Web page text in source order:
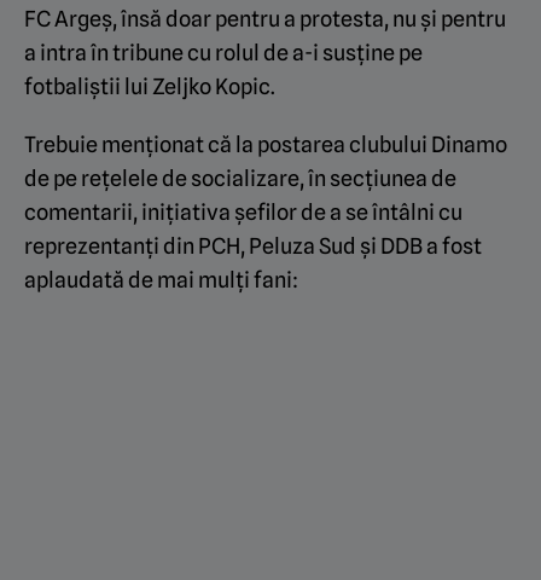
FC Argeș, însă doar pentru a protesta, nu și pentru
a intra în tribune cu rolul de a-i susține pe
fotbaliștii lui Zeljko Kopic.
Trebuie menționat că la postarea clubului Dinamo
de pe rețelele de socializare, în secțiunea de
comentarii, inițiativa șefilor de a se întâlni cu
reprezentanți din PCH, Peluza Sud și DDB a fost
aplaudată de mai mulți fani: